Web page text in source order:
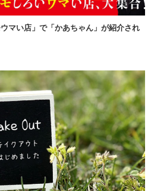
マい店」で「かあちゃん」が紹介され